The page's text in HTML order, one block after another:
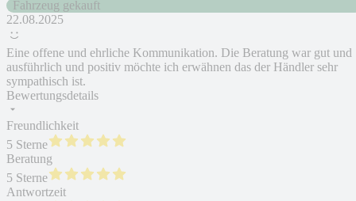
Fahrzeug gekauft
22.08.2025
Eine offene und ehrliche Kommunikation. Die Beratung war gut und
ausführlich und positiv möchte ich erwähnen das der Händler sehr
sympathisch ist.
Bewertungsdetails
Freundlichkeit
5 Sterne
Beratung
5 Sterne
Antwortzeit